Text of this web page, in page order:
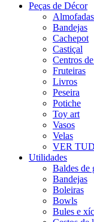
Peças de Décor
Almofadas
Bandejas
Cachepot
Castiçal
Centros
Fruteiras
Livros
Peseira
Potiche
Toy art
Vasos
Velas
VER
Utilidades
Baldes de
Bandejas
Boleiras
Bowls
Bules e